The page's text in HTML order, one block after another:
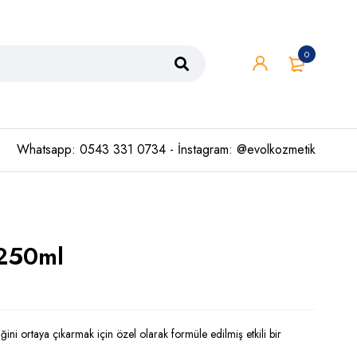
0
Whatsapp: 0543 331 0734 - İnstagram: @evolkozmetik
ortaya çıkarmak için özel olarak formüle edilmiş etkili bir